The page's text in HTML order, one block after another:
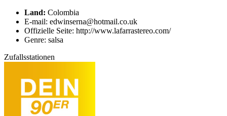
Land: Colombia
E-mail: edwinserna@hotmail.co.uk
Offizielle Seite: http://www.lafarrastereo.com/
Genre: salsa
Zufallsstationen